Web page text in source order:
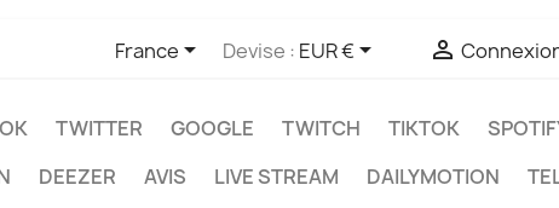
France Devise : EUR € 
TWITTER GOOGLE TWITCH TIKTOK
DEEZER AVIS LIVE STREAM DAILYMOTION